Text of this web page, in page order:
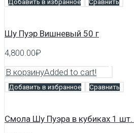
Добавить в избранное Сравнить
Шу Пуэр Вишневый 50 г
4,800.00₽
В корзинуAdded to cart!
Добавить в избранное Сравнить
Смола Шу Пуэра в кубиках 1 шт.